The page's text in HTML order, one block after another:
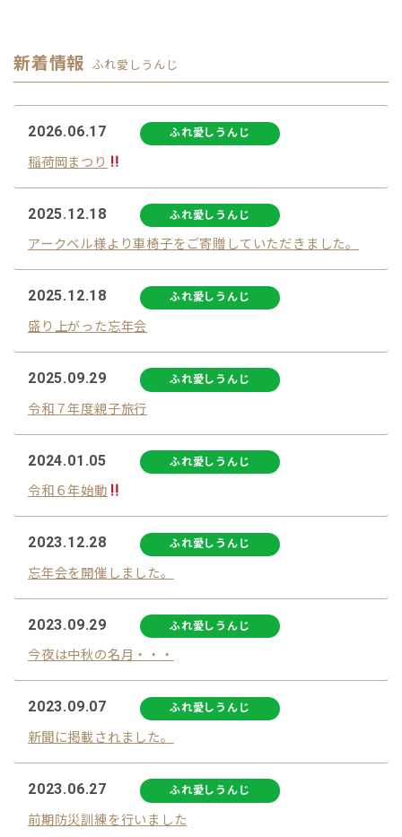
新着情報 ふれ愛しうんじ
2026.06.17 ふれ愛しうんじ
稲荷岡まつり
2025.12.18 ふれ愛しうんじ
アークベル様より車椅子をご寄贈していただきました。
2025.12.18 ふれ愛しうんじ
盛り上がった忘年会
2025.09.29 ふれ愛しうんじ
令和７年度親子旅行
2024.01.05 ふれ愛しうんじ
令和６年始動
2023.12.28 ふれ愛しうんじ
忘年会を開催しました。
2023.09.29 ふれ愛しうんじ
今夜は中秋の名月・・・
2023.09.07 ふれ愛しうんじ
新聞に掲載されました。
2023.06.27 ふれ愛しうんじ
前期防災訓練を行いました